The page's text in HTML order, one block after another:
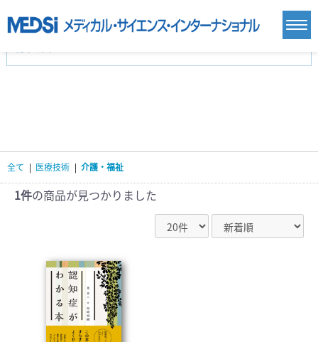
臨床医学:一般(359) 臨床医学:内科系(407)
基礎医学(93)
看護学(21)
医療技術(16)
栄養学(0)
薬学(7)
医学一般(91) マルチメディア(0)
全て | 医療技術 | 介護・福祉
1件の商品が見つかりました